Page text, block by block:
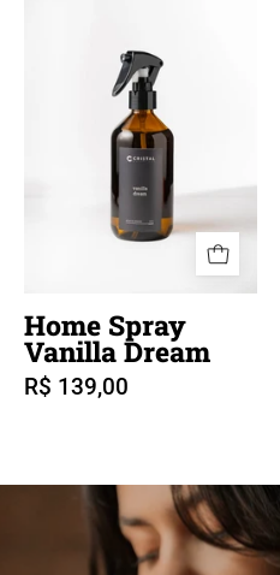
Vanilla
Dream
Home Spray
Vanilla Dream
R$ 139,00